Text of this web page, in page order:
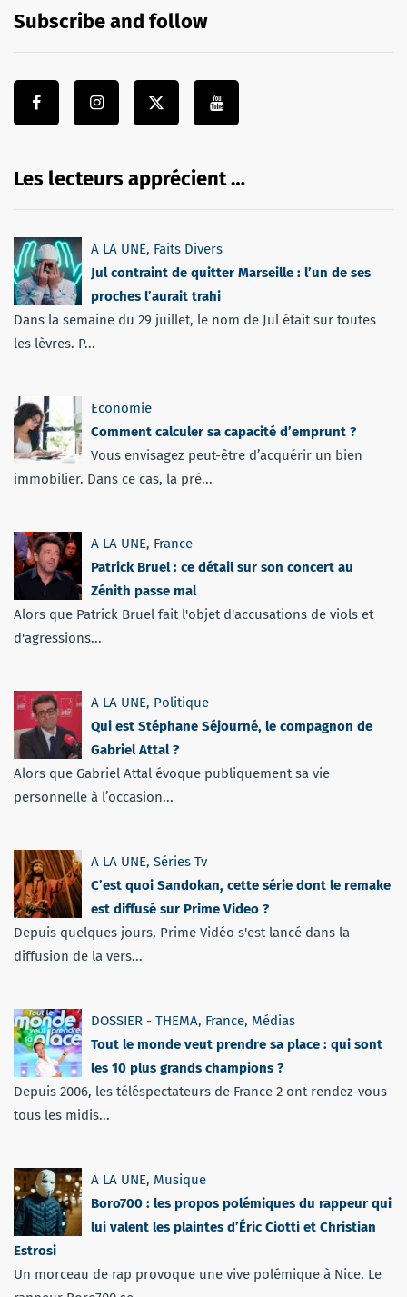
Subscribe and follow
Les lecteurs apprécient …
A LA UNE, Faits Divers
Jul contraint de quitter Marseille : l’un de ses
proches l’aurait trahi
Dans la semaine du 29 juillet, le nom de Jul était sur toutes
les lèvres. P...
Economie
Comment calculer sa capacité d’emprunt ?
Vous envisagez peut-être d’acquérir un bien
immobilier. Dans ce cas, la pré...
A LA UNE, France
Patrick Bruel : ce détail sur son concert au
Zénith passe mal
Alors que Patrick Bruel fait l'objet d'accusations de viols et
d'agressions...
A LA UNE, Politique
Qui est Stéphane Séjourné, le compagnon de
Gabriel Attal ?
Alors que Gabriel Attal évoque publiquement sa vie
personnelle à l’occasion...
A LA UNE, Séries Tv
C’est quoi Sandokan, cette série dont le remake
est diffusé sur Prime Video ?
Depuis quelques jours, Prime Vidéo s'est lancé dans la
diffusion de la vers...
DOSSIER - THEMA, France, Médias
Tout le monde veut prendre sa place : qui sont
les 10 plus grands champions ?
Depuis 2006, les téléspectateurs de France 2 ont rendez-vous
tous les midis...
A LA UNE, Musique
Boro700 : les propos polémiques du rappeur qui
lui valent les plaintes d’Éric Ciotti et Christian
Estrosi
Un morceau de rap provoque une vive polémique à Nice. Le